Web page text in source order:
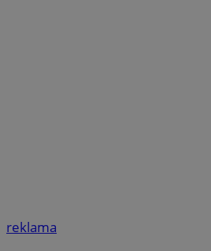
reklama